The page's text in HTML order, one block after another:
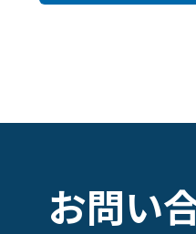
お問い